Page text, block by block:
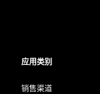
应用类别
销售渠道